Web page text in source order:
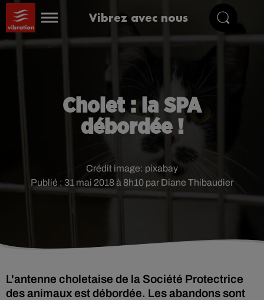
Vibrez avec nous
Cholet : la SPA
débordée !
Publié : 31 mai 2018 à 8h10 par Diane Thibaudier
Crédit image: pixabay
L'antenne choletaise de la Société Protectrice
des animaux est débordée. Les abandons sont